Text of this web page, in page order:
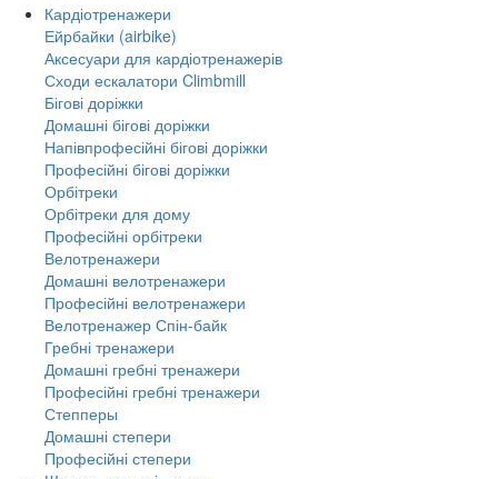
Кардіотренажери
Ейрбайки (airbike)
Аксесуари для кардіотренажерів
Сходи ескалатори Climbmill
Бігові доріжки
Домашні бігові доріжки
Напівпрофесійні бігові доріжки
Професійні бігові доріжки
Орбітреки
Орбітреки для дому
Професійні орбітреки
Велотренажери
Домашні велотренажери
Професійні велотренажери
Велотренажер Спін-байк
Гребні тренажери
Домашні гребні тренажери
Професійні гребні тренажери
Степперы
Домашні степери
Професійні степери